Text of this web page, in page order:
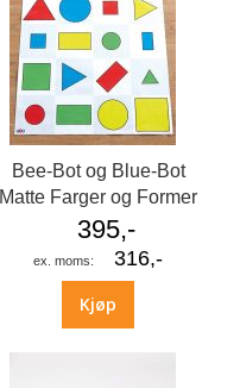
Bee-Bot og Blue-Bot
Matte Farger og Former
395,-
316,-
Kjøp